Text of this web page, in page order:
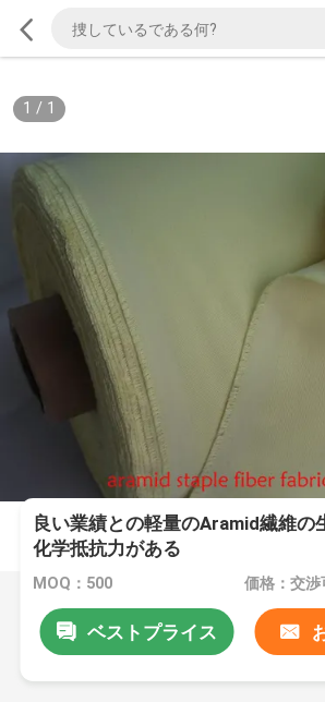
1 / 1
良い業績との軽量のAramid繊維の
化学抵抗力がある
MOQ：500 価格：交渉
ベストプライス